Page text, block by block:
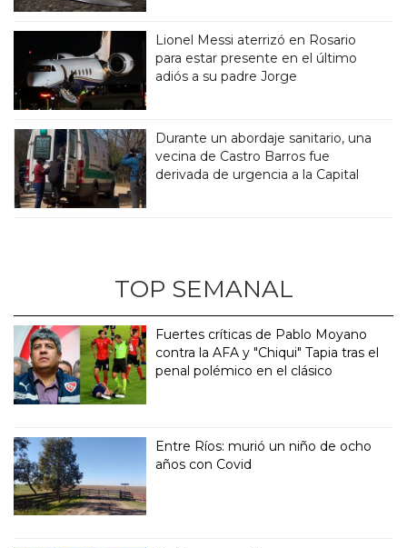
Lionel Messi aterrizó en Rosario
para estar presente en el último
adiós a su padre Jorge
Durante un abordaje sanitario, una
vecina de Castro Barros fue
derivada de urgencia a la Capital
TOP SEMANAL
Fuertes críticas de Pablo Moyano
contra la AFA y "Chiqui" Tapia tras el
penal polémico en el clásico
Entre Ríos: murió un niño de ocho
años con Covid